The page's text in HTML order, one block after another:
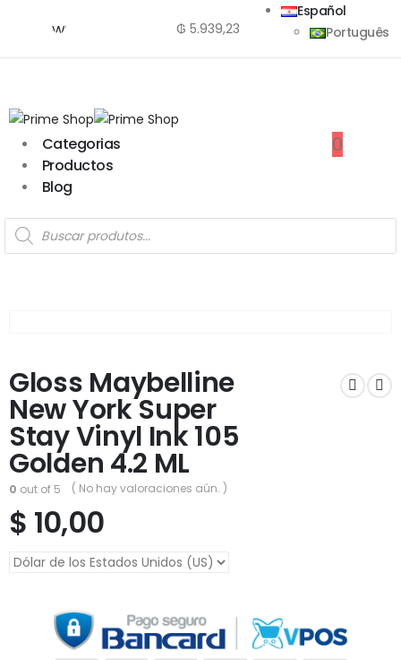
WhatsApp ₲ 5.939,23
Español
Português
Categorias
Productos
Blog
0
Gloss Maybelline
New York Super
Stay Vinyl Ink 105
Golden 4.2 ML
0 out of 5 ( No hay valoraciones aún. )
$ 10,00